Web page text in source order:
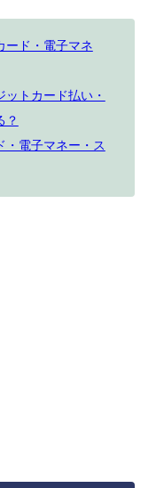
ード・電子マネ
トカード払い・
？
・電子マネー・ス